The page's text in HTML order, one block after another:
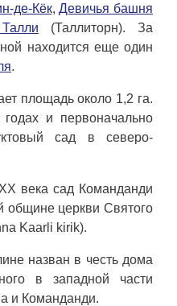
де-Кёк,Девичья башня
(Таллиторн). За
находится еще один
.
площадь около 1,2 га.
и первоначально
сад в северо-
века сад Команданди
общине церкви Святого
Kaarli kirik).
назван в честь дома
в западной части
и Команданди.